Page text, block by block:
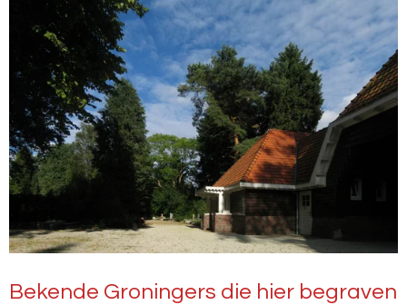
Bekende Groningers die hier begraven